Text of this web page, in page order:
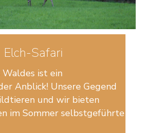
Elch-Safari
Waldes ist ein
Anblick! Unsere Gegend
und wir bieten
im Sommer selbstgeführte